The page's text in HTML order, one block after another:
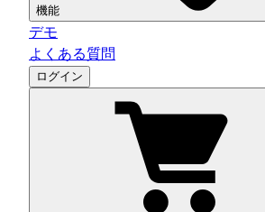
機能
デモ
よくある質問
ログイン